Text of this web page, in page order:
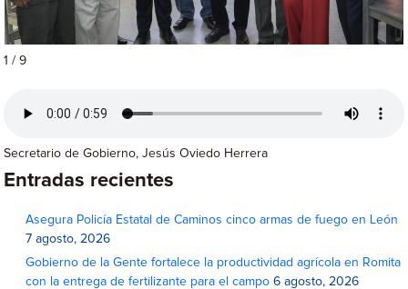
1 / 9
Secretario de Gobierno, Jesús Oviedo Herrera
Entradas recientes
Asegura Policía Estatal de Caminos cinco armas de fuego en León
7 agosto, 2026
Gobierno de la Gente fortalece la productividad agrícola en Romita
con la entrega de fertilizante para el campo 6 agosto, 2026